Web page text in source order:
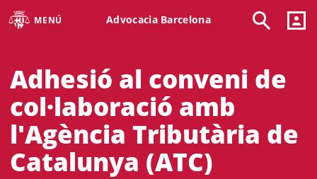
MENÚ Advocacia Barcelona
Adhesió al conveni de
col·laboració amb
l'Agència Tributària de
Catalunya (ATC)